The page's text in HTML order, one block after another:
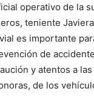
operativo de la
teniente
es importante
de
y atentos a
de los